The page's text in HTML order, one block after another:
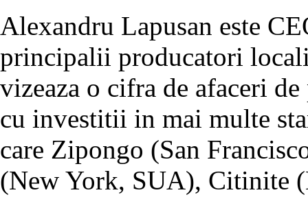
Alexandru Lapusan este
principalii producatori
vizeaza o cifra de afaceri
cu investitii in mai multe
care Zipongo (San
(New York, SUA), Citinite